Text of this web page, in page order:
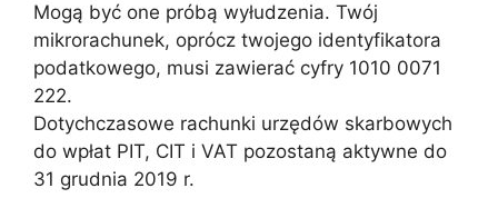
Mogą być one próbą wyłudzenia. Twój
mikrorachunek, oprócz twojego identyfikatora
podatkowego, musi zawierać cyfry 1010 0071
222.
Dotychczasowe rachunki urzędów skarbowych
do wpłat PIT, CIT i VAT pozostaną aktywne do
31 grudnia 2019 r.